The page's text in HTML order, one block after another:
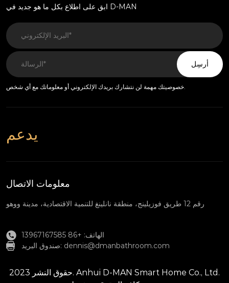
ابق على اطلاع بكل ما هو جديد في D-MAN
أرسِل
خصوصيتك مهمة لن نتشارك بريدك الإلكتروني أو معلوماتك مع أي شخص.
يدعم
معلومات الاتصال
رقم 12 طريق فوزيلينج، منطقة نانلينغ للتنمية الاقتصادية، مدينة ووهو
الهاتف: +86 13967167585
صندوق البريد: dennis@dmanbathroom.com
حقوق النشر 2023. Anhui D-MAN Smart Home Co., Ltd.